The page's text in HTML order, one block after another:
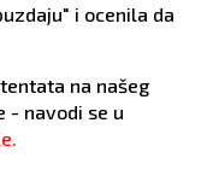
i ocenila da
na našeg
- navodi se u